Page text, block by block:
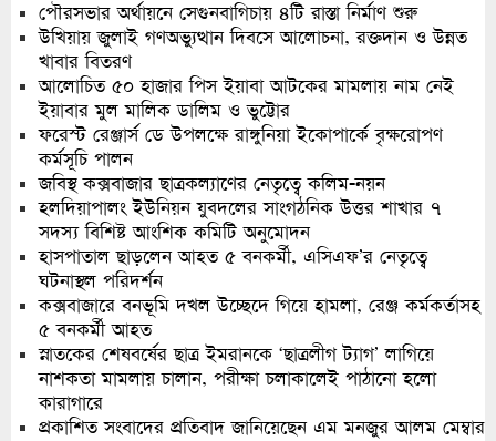
পৌরসভার অর্থায়নে সেগুনবাগিচায় ৪টি রাস্তা নির্মাণ শুরু
উখিয়ায় জুলাই গণঅভ্যুত্থান দিবসে আলোচনা, রক্তদান ও উন্নত
খাবার বিতরণ
আলোচিত ৫০ হাজার পিস ইয়াবা আটকের মামলায় নাম নেই
ইয়াবার মুল মালিক ডালিম ও ভুট্টোর
ফরেস্ট রেঞ্জার্স ডে উপলক্ষে রাঙ্গুনিয়া ইকোপার্কে বৃক্ষরোপণ
কর্মসূচি পালন
জবিস্থ কক্সবাজার ছাত্রকল্যাণের নেতৃত্বে কলিম-নয়ন
হলদিয়াপালং ইউনিয়ন যুবদলের সাংগঠনিক উত্তর শাখার ৭
সদস্য বিশিষ্ট আংশিক কমিটি অনুমোদন
হাসপাতাল ছাড়লেন আহত ৫ বনকর্মী, এসিএফ’র নেতৃত্বে
ঘটনাস্থল পরিদর্শন
কক্সবাজারে বনভূমি দখল উচ্ছেদে গিয়ে হামলা, রেঞ্জ কর্মকর্তাসহ
৫ বনকর্মী আহত
স্নাতকের শেষবর্ষের ছাত্র ইমরানকে ‘ছাত্রলীগ ট্যাগ’ লাগিয়ে
নাশকতা মামলায় চালান, পরীক্ষা চলাকালেই পাঠানো হলো
কারাগারে
প্রকাশিত সংবাদের প্রতিবাদ জানিয়েছেন এম মনজুর আলম মেম্বার